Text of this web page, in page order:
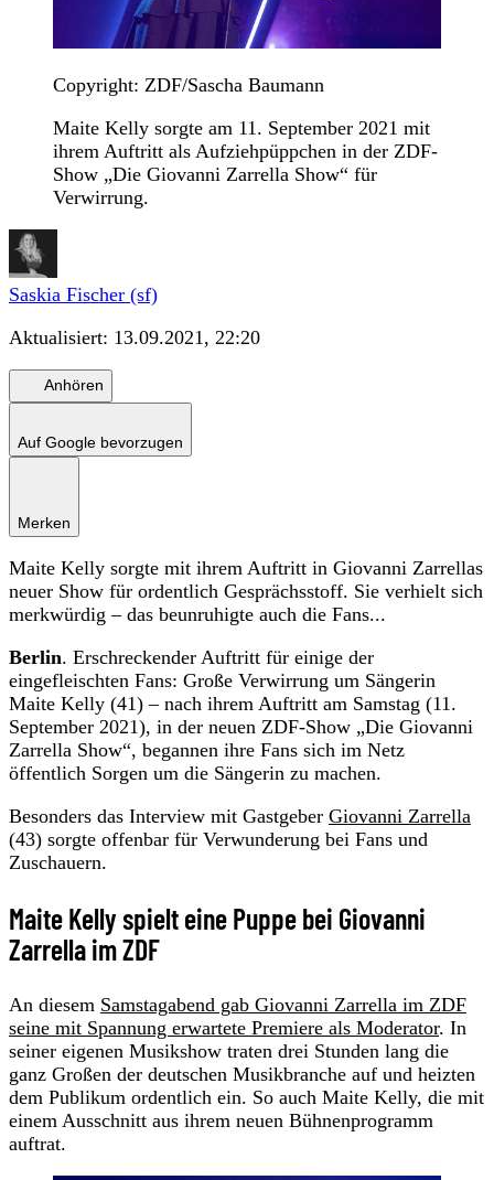
Copyright: ZDF/Sascha Baumann
Maite Kelly sorgte am 11. September 2021 mit
ihrem Auftritt als Aufziehpüppchen in der ZDF-
Show „Die Giovanni Zarrella Show“ für
Verwirrung.
Saskia Fischer (sf)
Aktualisiert: 13.09.2021, 22:20
Anhören
Auf Google bevorzugen
Merken
Maite Kelly sorgte mit ihrem Auftritt in Giovanni Zarrellas
neuer Show für ordentlich Gesprächsstoff. Sie verhielt sich
merkwürdig – das beunruhigte auch die Fans...
Berlin. Erschreckender Auftritt für einige der
eingefleischten Fans: Große Verwirrung um Sängerin
Maite Kelly (41) – nach ihrem Auftritt am Samstag (11.
September 2021), in der neuen ZDF-Show „Die Giovanni
Zarrella Show“, begannen ihre Fans sich im Netz
öffentlich Sorgen um die Sängerin zu machen.
Besonders das Interview mit Gastgeber Giovanni Zarrella
(43) sorgte offenbar für Verwunderung bei Fans und
Zuschauern.
Maite Kelly spielt eine Puppe bei Giovanni
Zarrella im ZDF
An diesem Samstagabend gab Giovanni Zarrella im ZDF
seine mit Spannung erwartete Premiere als Moderator. In
seiner eigenen Musikshow traten drei Stunden lang die
ganz Großen der deutschen Musikbranche auf und heizten
dem Publikum ordentlich ein. So auch Maite Kelly, die mit
einem Ausschnitt aus ihrem neuen Bühnenprogramm
auftrat.